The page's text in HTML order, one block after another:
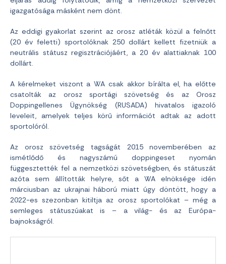
igazgatósága másként nem dönt.
Az eddigi gyakorlat szerint az orosz atléták közül a felnőtt
(20 év feletti) sportolóknak 250 dollárt kellett fizetniük a
neutrális státusz regisztrációjáért, a 20 év alattiaknak 100
dollárt.
A kérelmeket viszont a WA csak akkor bírálta el, ha előtte
csatolták az orosz sportági szövetség és az Orosz
Doppingellenes Ügynökség (RUSADA) hivatalos igazoló
leveleit, amelyek teljes körű információt adtak az adott
sportolóról.
Az orosz szövetség tagságát 2015 novemberében az
ismétlődő és nagyszámú doppingeset nyomán
függesztették fel a nemzetközi szövetségben, és státuszát
azóta sem állították helyre, sőt a WA elnöksége idén
márciusban az ukrajnai háború miatt úgy döntött, hogy a
2022-es szezonban kitiltja az orosz sportolókat – még a
semleges státuszúakat is – a világ- és az Európa-
bajnokságról.